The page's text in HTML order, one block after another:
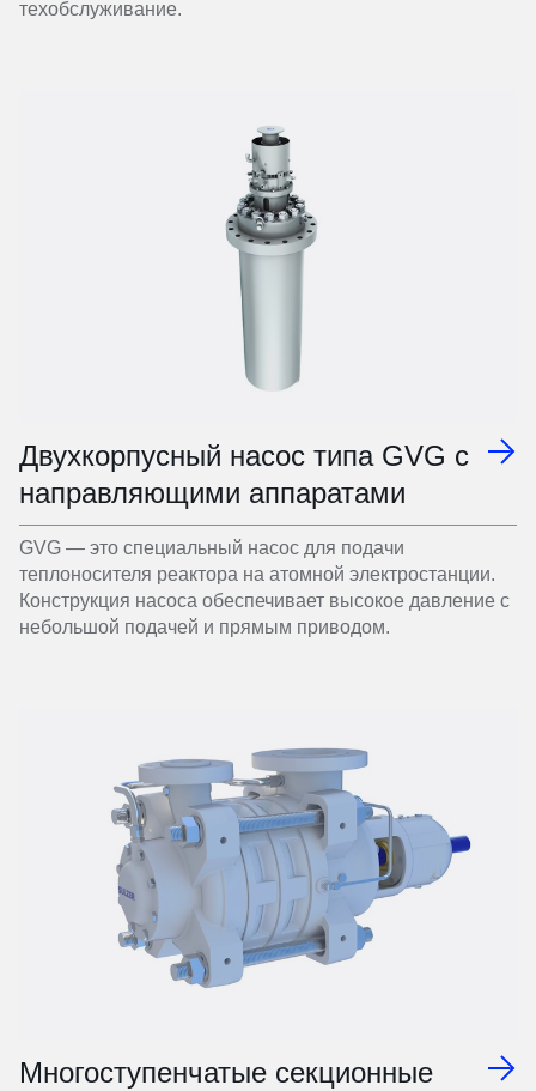
техобслуживание.
Двухкорпусный насос типа GVG с
направляющими аппаратами
GVG — это специальный насос для подачи
теплоносителя реактора на атомной электростанции.
Конструкция насоса обеспечивает высокое давление с
небольшой подачей и прямым приводом.
Многоступенчатые секционные